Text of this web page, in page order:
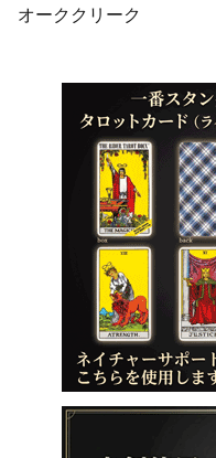
オーククリーク